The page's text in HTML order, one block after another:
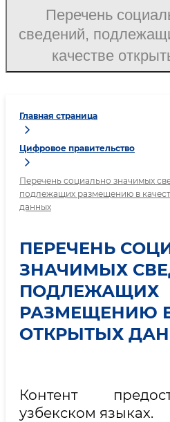
Главная страница
Цифровое правительство
Перечень социально значимых
подлежащих размещению в
данных
ПЕРЕЧЕНЬ
ЗНАЧИМЫХ
ПОДЛЕЖАЩИХ
РАЗМЕЩЕНИЮ
ОТКРЫТЫХ
Контент
узбекском языках.
Перечень
сведений,
качестве